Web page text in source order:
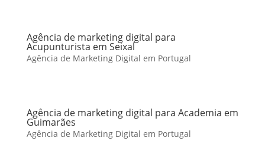
Agência de marketing digital para
Acupunturista em Seixal
Agência de Marketing Digital em Portugal
Agência de marketing digital para Academia em
Guimarães
Agência de Marketing Digital em Portugal